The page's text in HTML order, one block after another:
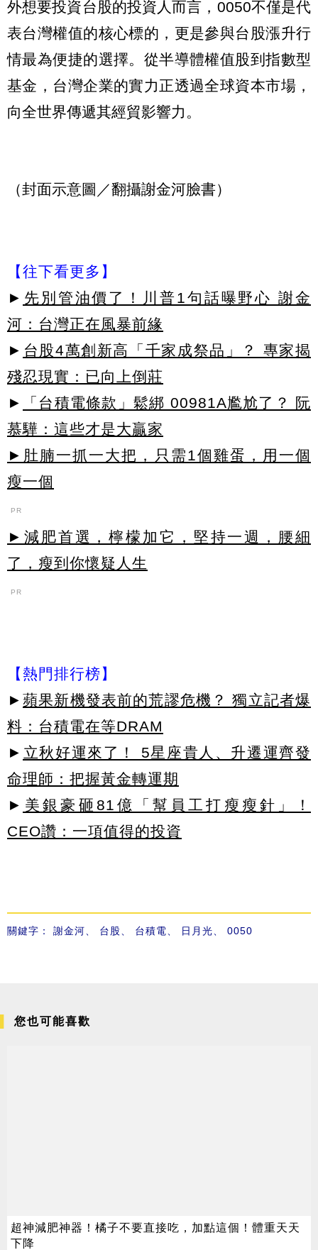
外想要投資台股的投資人而言，0050不僅是代
表台灣權值的核心標的，更是參與台股漲升行
情最為便捷的選擇。從半導體權值股到指數型
基金，台灣企業的實力正透過全球資本市場，
向全世界傳遞其經貿影響力。
（封面示意圖／翻攝謝金河臉書）
【往下看更多】
► 先別管油價了！川普1句話曝野心 謝金
河：台灣正在風暴前緣
► 台股4萬創新高「千家成祭品」？ 專家揭
殘忍現實：已向上倒莊
►
「台積電條款」鬆綁 00981A尷尬了？ 阮
慕驊：這些才是大贏家
►肚腩一抓一大把，只需1個雞蛋，用一個
瘦一個
PR
►減肥首選，檸檬加它，堅持一週，腰細
了，瘦到你懷疑人生
PR
【熱門排行榜】
► 蘋果新機發表前的荒謬危機？ 獨立記者爆
料：台積電在等DRAM
► 立秋好運來了！ 5星座貴人、升遷運齊發
命理師：把握黃金轉運期
► 美銀豪砸81億「幫員工打瘦瘦針」！
CEO讚：一項值得的投資
關鍵字： 謝金河、 台股、 台積電、 日月光、 0050
您也可能喜歡
超神減肥神器！橘子不要直接吃，加點這個！體重天天
下降